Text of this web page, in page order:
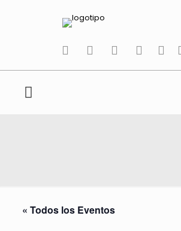
tiktokfacebook
instagram
Twitter
« Todos los Eventos